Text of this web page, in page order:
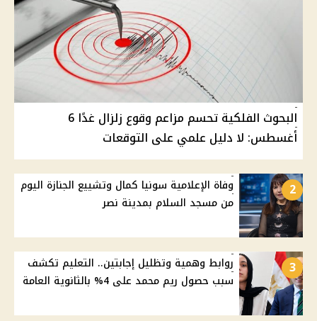
البحوث الفلكية تحسم مزاعم وقوع زلزال غدًا 6
أغسطس: لا دليل علمي على التوقعات
2
وفاة الإعلامية سونيا كمال وتشييع الجنازة اليوم
من مسجد السلام بمدينة نصر
3
روابط وهمية وتظليل إجابتين.. التعليم تكشف
سبب حصول ريم محمد على 4% بالثانوية العامة